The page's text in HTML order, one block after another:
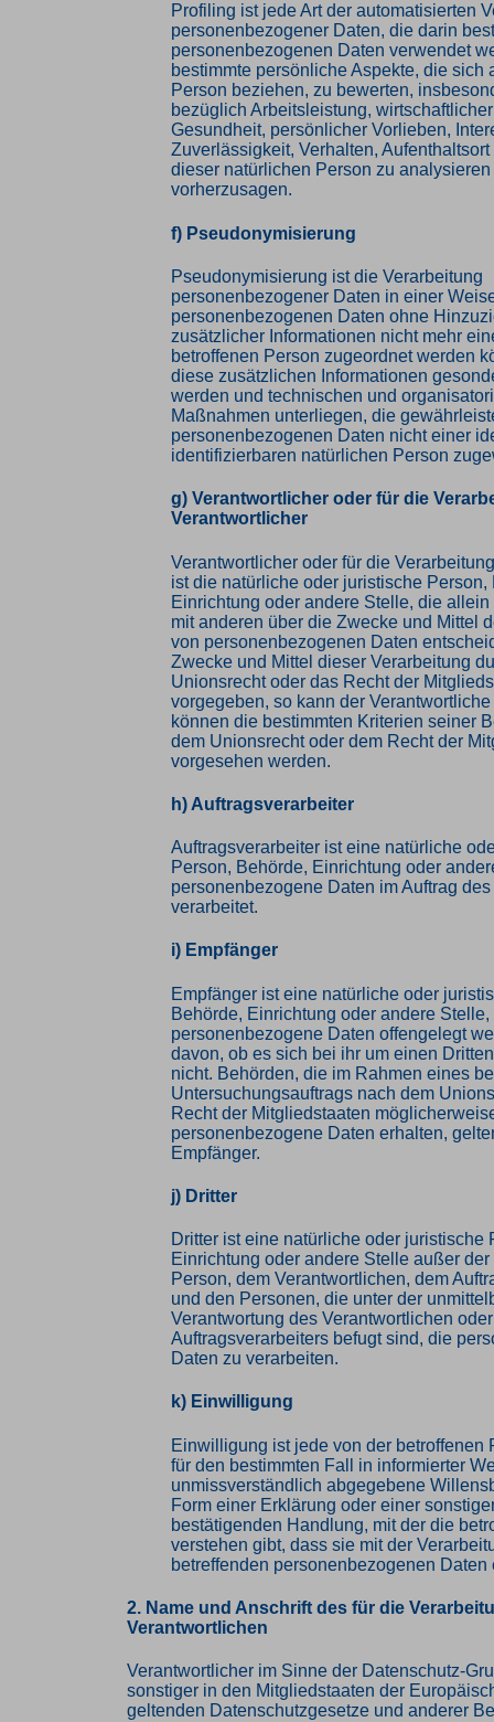
Profiling ist jede Art der automatisierten
personenbezogener Daten, die darin
personenbezogenen Daten verwendet
bestimmte persönliche Aspekte, die sich
Person beziehen, zu bewerten,
bezüglich Arbeitsleistung,
Gesundheit, persönlicher Vorlieben,
Zuverlässigkeit, Verhalten,
dieser natürlichen Person zu analysieren
vorherzusagen.
f) Pseudonymisierung
Pseudonymisierung ist die Verarbeitung
personenbezogener Daten in einer
personenbezogenen Daten ohne
zusätzlicher Informationen nicht mehr
betroffenen Person zugeordnet werden
diese zusätzlichen Informationen
werden und technischen und
Maßnahmen unterliegen, die
personenbezogenen Daten nicht einer
identifizierbaren natürlichen Person
g) Verantwortlicher oder für die
Verantwortlicher
Verantwortlicher oder für die
ist die natürliche oder juristische Person,
Einrichtung oder andere Stelle, die
mit anderen über die Zwecke und Mittel
von personenbezogenen Daten
Zwecke und Mittel dieser Verarbeitung
Unionsrecht oder das Recht der
vorgegeben, so kann der
können die bestimmten Kriterien seiner
dem Unionsrecht oder dem Recht der
vorgesehen werden.
h) Auftragsverarbeiter
Auftragsverarbeiter ist eine natürliche
Person, Behörde, Einrichtung oder
personenbezogene Daten im Auftrag
verarbeitet.
i) Empfänger
Empfänger ist eine natürliche oder
Behörde, Einrichtung oder andere Stelle,
personenbezogene Daten offengelegt
davon, ob es sich bei ihr um einen
nicht. Behörden, die im Rahmen eines
Untersuchungsauftrags nach dem
Recht der Mitgliedstaaten
personenbezogene Daten erhalten,
Empfänger.
j) Dritter
Dritter ist eine natürliche oder juristische
Einrichtung oder andere Stelle außer der
Person, dem Verantwortlichen, dem
und den Personen, die unter der
Verantwortung des Verantwortlichen
Auftragsverarbeiters befugt sind, die
Daten zu verarbeiten.
k) Einwilligung
Einwilligung ist jede von der betroffenen
für den bestimmten Fall in informierter
unmissverständlich abgegebene
Form einer Erklärung oder einer
bestätigenden Handlung, mit der die
verstehen gibt, dass sie mit der
betreffenden personenbezogenen Daten
2. Name und Anschrift des für die
Verantwortlichen
Verantwortlicher im Sinne der Datenschutz-
sonstiger in den Mitgliedstaaten der
geltenden Datenschutzgesetze und anderer